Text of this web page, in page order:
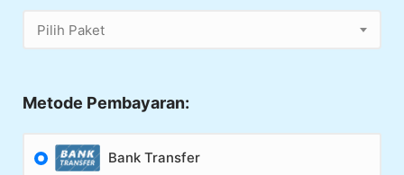
Pilih Paket
Metode Pembayaran:
Bank Transfer